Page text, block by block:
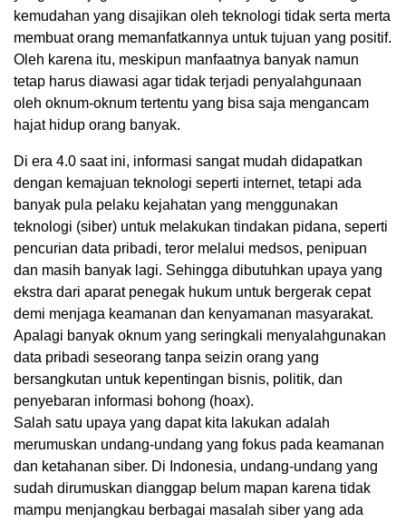
kemudahan yang disajikan oleh teknologi tidak serta merta
membuat orang memanfatkannya untuk tujuan yang positif.
Oleh karena itu, meskipun manfaatnya banyak namun
tetap harus diawasi agar tidak terjadi penyalahgunaan
oleh oknum-oknum tertentu yang bisa saja mengancam
hajat hidup orang banyak.
Di era 4.0 saat ini, informasi sangat mudah didapatkan
dengan kemajuan teknologi seperti internet, tetapi ada
banyak pula pelaku kejahatan yang menggunakan
teknologi (siber) untuk melakukan tindakan pidana, seperti
pencurian data pribadi, teror melalui medsos, penipuan
dan masih banyak lagi. Sehingga dibutuhkan upaya yang
ekstra dari aparat penegak hukum untuk bergerak cepat
demi menjaga keamanan dan kenyamanan masyarakat.
Apalagi banyak oknum yang seringkali menyalahgunakan
data pribadi seseorang tanpa seizin orang yang
bersangkutan untuk kepentingan bisnis, politik, dan
penyebaran informasi bohong (hoax).
Salah satu upaya yang dapat kita lakukan adalah
merumuskan undang-undang yang fokus pada keamanan
dan ketahanan siber. Di Indonesia, undang-undang yang
sudah dirumuskan dianggap belum mapan karena tidak
mampu menjangkau berbagai masalah siber yang ada